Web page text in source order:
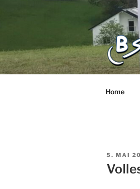
Home
5. MAI